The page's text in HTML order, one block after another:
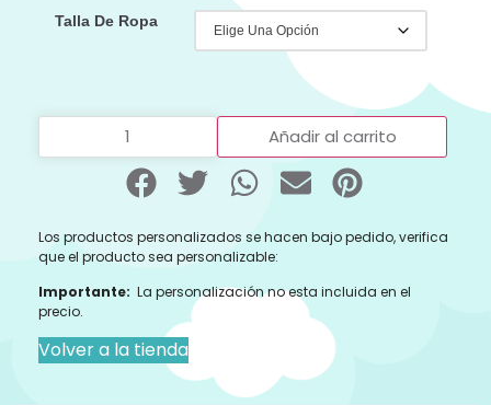
Talla De Ropa
Añadir al carrito
Los productos personalizados se hacen bajo pedido, verifica
que el producto sea personalizable:
Importante: La personalización no esta incluida en el
precio.
Volver a la tienda